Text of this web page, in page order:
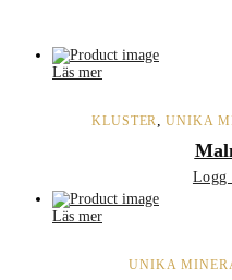
Läs mer
KLUSTER,UNIKA
Logg
Läs mer
UNIKA